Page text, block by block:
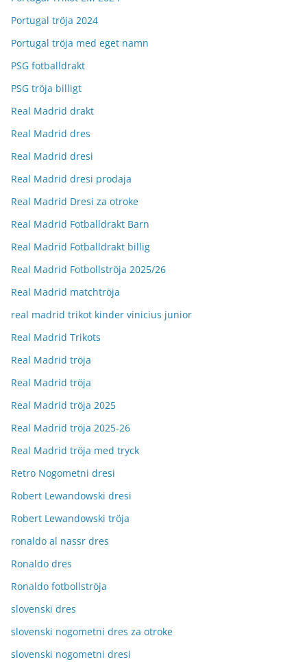
Portugal tröja 2024
Portugal tröja med eget namn
PSG fotballdrakt
PSG tröja billigt
Real Madrid drakt
Real Madrid dres
Real Madrid dresi
Real Madrid dresi prodaja
Real Madrid Dresi za otroke
Real Madrid Fotballdrakt Barn
Real Madrid Fotballdrakt billig
Real Madrid Fotbollströja 2025/26
Real Madrid matchtröja
real madrid trikot kinder vinicius junior
Real Madrid Trikots
Real Madrid tröja
Real Madrid tröja
Real Madrid tröja 2025
Real Madrid tröja 2025-26
Real Madrid tröja med tryck
Retro Nogometni dresi
Robert Lewandowski dresi
Robert Lewandowski tröja
ronaldo al nassr dres
Ronaldo dres
Ronaldo fotbollströja
slovenski dres
slovenski nogometni dres za otroke
slovenski nogometni dresi